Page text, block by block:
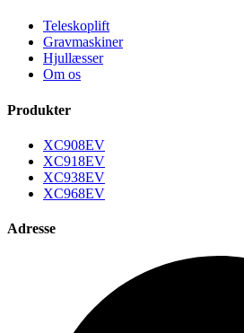
Teleskoplift
Gravmaskiner
Hjullæsser
Om os
Produkter
XC908EV
XC918EV
XC938EV
XC968EV
Adresse